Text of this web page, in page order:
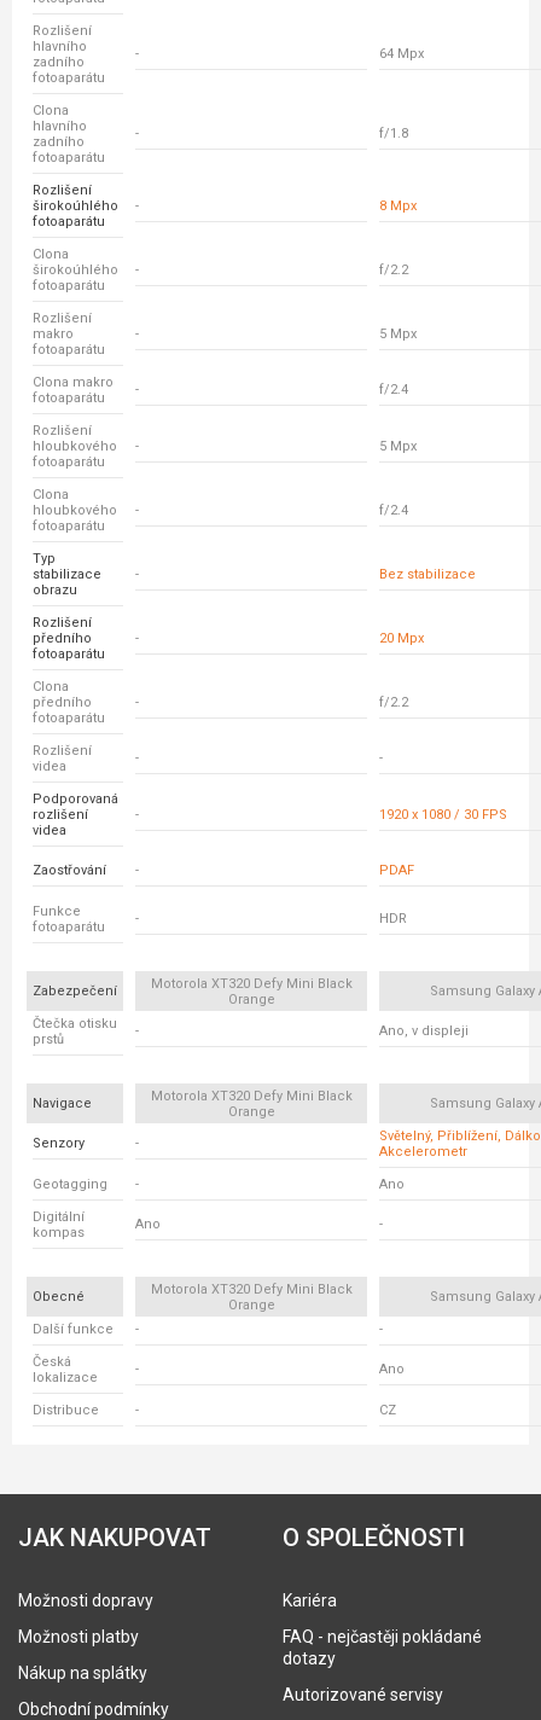
Rozlišení
hlavního
zadního
fotoaparátu
- 64 Mpx
Clona
hlavního
zadního
fotoaparátu
- f/1.8
Rozlišení
širokoúhlého
fotoaparátu
- 8 Mpx
Clona
širokoúhlého
fotoaparátu
- f/2.2
Rozlišení
makro
fotoaparátu
- 5 Mpx
Clona makro
fotoaparátu
- f/2.4
Rozlišení
hloubkového
fotoaparátu
- 5 Mpx
Clona
hloubkového
fotoaparátu
- f/2.4
Typ
stabilizace
obrazu
- Bez stabilizace
Rozlišení
předního
fotoaparátu
- 20 Mpx
Clona
předního
fotoaparátu
- f/2.2
Rozlišení
videa
- -
Podporovaná
rozlišení
videa
- 1920 x 1080 / 30 FPS
Zaostřování - PDAF
Funkce
fotoaparátu
- HDR
Zabezpečení
Motorola XT320 Defy Mini Black
Orange
Samsung Galaxy
Čtečka otisku
prstů
- Ano, v displeji
Navigace
Motorola XT320 Defy Mini Black
Orange
Samsung Galaxy
Senzory -
Světelný, Přiblížení,
Akcelerometr
Geotagging - Ano
Digitální
kompas
Ano -
Obecné
Motorola XT320 Defy Mini Black
Orange
Samsung Galaxy
Další funkce - -
Česká
lokalizace
- Ano
Distribuce - CZ
JAK NAKUPOVAT
Možnosti dopravy
Možnosti platby
Nákup na splátky
Obchodní podmínky
O SPOLEČNOSTI
Kariéra
FAQ - nejčastěji pokládané
dotazy
Autorizované servisy